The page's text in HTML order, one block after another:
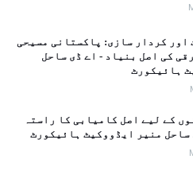
اور کردار سازی: پاکستانی مسیحی
کی اصل بنیاد - اے ڈی ساحل
ہائیکورٹ
کے لیے اصل کامیابی کا راستہ
ساحل منیر ایڈووکیٹ ہائیکورٹ